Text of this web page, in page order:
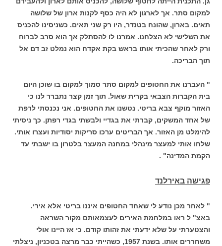
למקום סתר. אך לארגון לא היה כסף לקנות ארון של שלושה
תאים. בארון, שהונח בטנדר, היו רק שני תאים. כשניסינו להכניס
את השלישי לא הצלחנו. אמרנו לו להסתלק אך הוא סרב לברוח
ורק לאחר שהכיתי אותו בראש בקת אקדח הוא נמלט זב דם אל
תוך הבריכה.
" העברנו את החטופים למקום סתר סמוך למקום בו שוכן היום
בית הקברות הצבאי בקרית שאול. תוך זמן קצר נתברר לנו כי
האזור מוקף צבא בריטי. נטשנו את החטופים. אני נכנסתי לרפת
של אחד המשקים, קברתי את בגדיי ולבשתי בגדי רפתן. כך ניסיתי
להימלט מן האזור. אך הבריטים ערכו סריקות יסודיות ועצרו אותי.
שלחו אותי למעצר מינהלי במחנה המעצר בלטרון בו ישבתי עד
הקמת המדינה" .
פגישה באירלנד
" לאחר מכן נודע לי שאחד החטופים איננו בריטי אלא אירי.
באצ" ל ראו במלחמת האירים לעצמאותם מקור השראה
והצטערתי על שלא ידעתי את זהותו קודם. כי אז היינו אולי
משחררים אותו. בשנת 1957, כשהייתי כבר מרצה בטכניון, ניצלתי